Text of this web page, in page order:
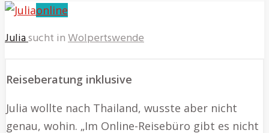
online
Juliasucht inWolpertswende
Reiseberatung inklusive
Julia wollte nach Thailand, wusste aber nicht
genau, wohin. „Im Online-Reisebüro gibt es nicht